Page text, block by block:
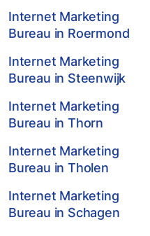
Internet Marketing
Bureau in Roermond
Internet Marketing
Bureau in Steenwijk
Internet Marketing
Bureau in Thorn
Internet Marketing
Bureau in Tholen
Internet Marketing
Bureau in Schagen